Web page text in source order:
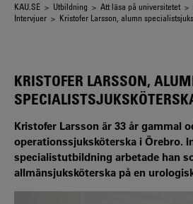
Länkstig
KAU.SE > Utbildning > Att läsa på universitetet >
Intervjuer > Kristofer Larsson, alumn
KRISTOFER LARSSON,
Kristofer Larsson är 33 år gammal
operationssjuksköterska i Örebro.
specialistutbildning arbetade han
allmänsjuksköterska på en